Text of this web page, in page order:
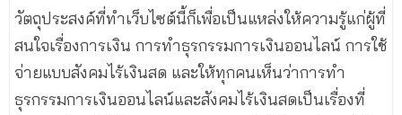
วัตถุประสงค์ที่ทำเว็บไซต์นี้ก็เพื่อเป็นแหล่งให้ความรู้แก่ผู้ที่
สนใจเรื่องการเงิน การทำธุรกรรมการเงินออนไลน์ การใช้
จ่ายแบบสังคมไร้เงินสด และให้ทุกคนเห็นว่าการทำ
ธุรกรรมการเงินออนไลน์และสังคมไร้เงินสดเป็นเรื่องที่